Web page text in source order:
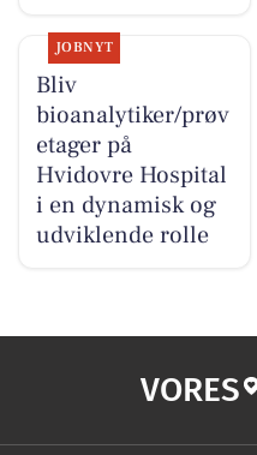
JOBNYT
Bliv
bioanalytiker/prøv
etager på
Hvidovre Hospital
i en dynamisk og
udviklende rolle
VORES